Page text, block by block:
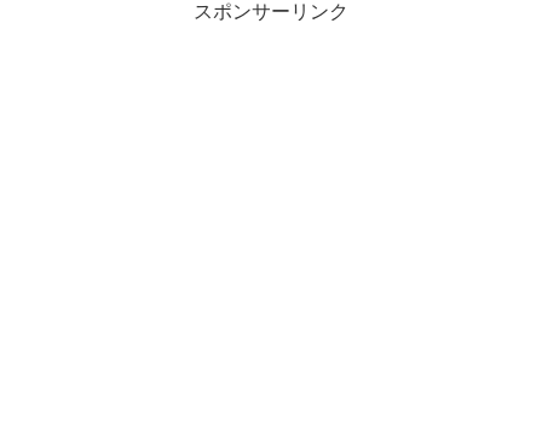
スポンサーリンク